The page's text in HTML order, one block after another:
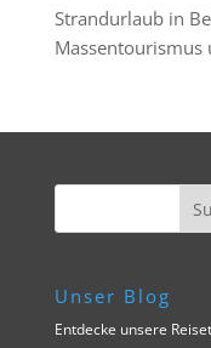
Strandurlaub in
Unser Blog
Entdecke unsere